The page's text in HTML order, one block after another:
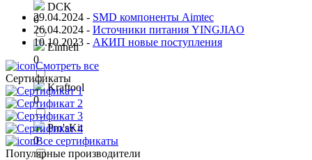
DCK
0
Einhell
0
Kraftool
0
Pro'sKit
0
29.04.2024 - SMD компоненты Aimtec
26.04.2024 - Источники питания YINGJIAO
10.10.2023 - АКИП новые поступления
Смотреть все
Сертификаты
Все сертификаты
Популярные производители